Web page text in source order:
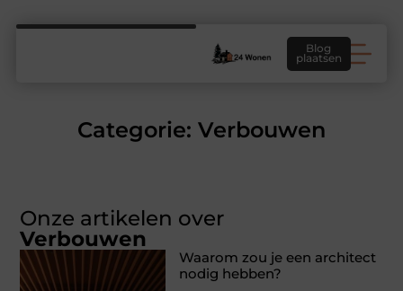
Blog
plaatsen
Categorie: Verbouwen
Onze artikelen over
Verbouwen
Waarom zou je een architect
nodig hebben?